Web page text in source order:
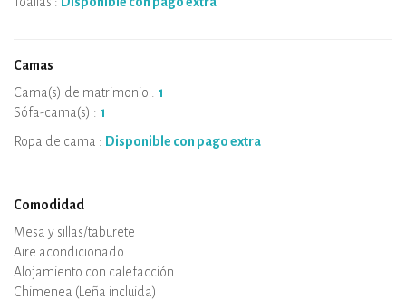
Camas
Cama(s) de matrimonio : 1
Sófa-cama(s) : 1
Ropa de cama : Disponible con pago extra
Comodidad
Microondas
Cafetera
Hervidor
Placa de cocción
Horno
Nevera
Vajilla
Lavavajillas
Silla de bebe
Spa
Sauna
Mesa y sillas/taburete
Aire acondicionado
Alojamiento con calefacción
Estufa de leña
Chimenea (Leña incluida)